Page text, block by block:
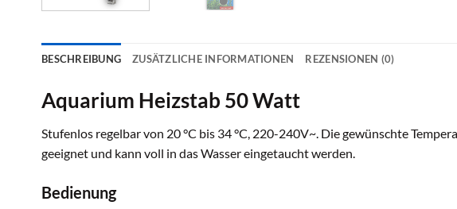
BESCHREIBUNG ZUSÄTZLICHE INFORMATIONEN REZENSIONEN (0)
Aquarium Heizstab 50 Watt
Stufenlos regelbar von 20 °C bis 34 °C, 220-240V~. Die gewünschte
geeignet und kann voll in das Wasser eingetaucht werden.
Bedienung